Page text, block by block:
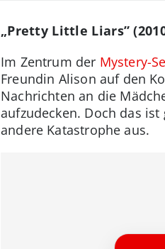
„Pretty Little Liars”
Im Zentrum der Mystery-
Freundin Alison auf den
Nachrichten an die
aufzudecken. Doch das
andere Katastrophe aus.